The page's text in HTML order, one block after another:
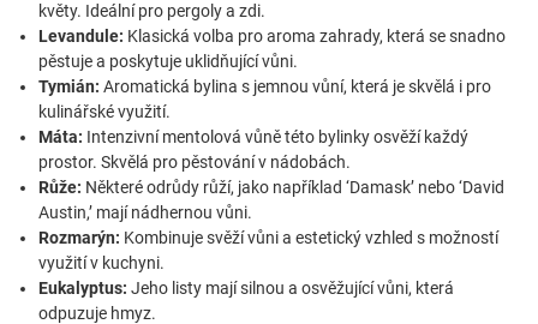
květy. Ideální pro pergoly a zdi.
Levandule: Klasická volba pro aroma zahrady, která se snadno
pěstuje a poskytuje uklidňující vůni.
Tymián: Aromatická bylina s jemnou vůní, která je skvělá i pro
kulinářské využití.
Máta: Intenzivní mentolová vůně této bylinky osvěží každý
prostor. Skvělá pro pěstování v nádobách.
Růže: Některé odrůdy růží, jako například ‘Damask’ nebo ‘David
Austin,’ mají nádhernou vůni.
Rozmarýn: Kombinuje svěží vůni a estetický vzhled s možností
využití v kuchyni.
Eukalyptus: Jeho listy mají silnou a osvěžující vůni, která
odpuzuje hmyz.